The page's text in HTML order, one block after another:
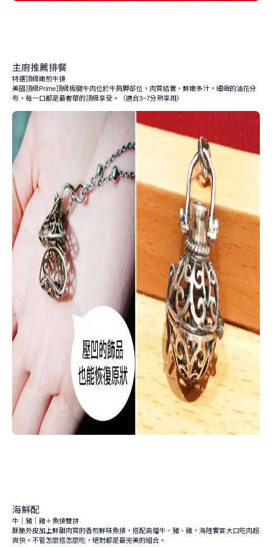
主廚推薦排餐
特選頂級嫩煎牛排
美國頂級Prime頂級板腱牛肉位於牛肩胛部位，肉質結實、鮮嫩多汁，細緻的油花分
布，每一口都是最奢華的頂級享受。（適合3~7分熟享用）
海鮮配
牛｜豬｜雞＋魚排雙拼
酥脆外皮加上鮮甜肉質的香煎鮮味魚排，搭配高檔牛、豬、雞，海陸饗宴大口吃肉超
爽快。不管怎麼搭怎麼吃，絕對都是最完美的組合。